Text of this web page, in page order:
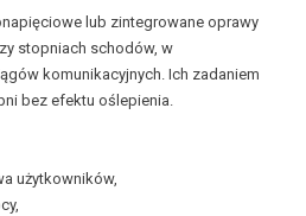
lub zintegrowane oprawy
stopniach schodów, w
komunikacyjnych. Ich zadaniem
bez efektu oślepienia.
użytkowników,